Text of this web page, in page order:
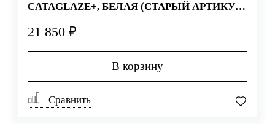
CATAGLAZE+, БЕЛАЯ (СТАРЫЙ АРТИКУЛ
21 850 ₽
В корзину
Сравнить